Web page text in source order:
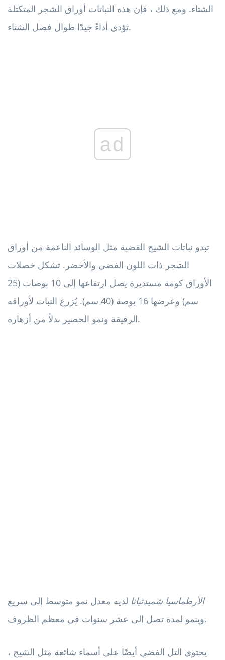
الشتاء. ومع ذلك ، فإن هذه النباتات أوراق الشجر المتكتلة
تؤدي أداءً جيدًا طوال فصل الشتاء.
ad
تبدو نباتات الشيح الفضية مثل الوسائد الناعمة من أوراق
الشجر ذات اللون الفضي والأخضر. تشكل خصلات
الأوراق كومة مستديرة يصل ارتفاعها إلى 10 بوصات (25
سم) وعرضها 16 بوصة (40 سم). يُزرع النبات لأوراقه
الرقيقة ونمو الحصير بدلاً من أزهاره.
الأرطماسيا شميدتيانا لديه معدل نمو متوسط ​​إلى سريع
وينمو لمدة تصل إلى عشر سنوات في معظم الظروف.
يحتوي التل الفضي أيضًا على أسماء شائعة مثل الشيح ،